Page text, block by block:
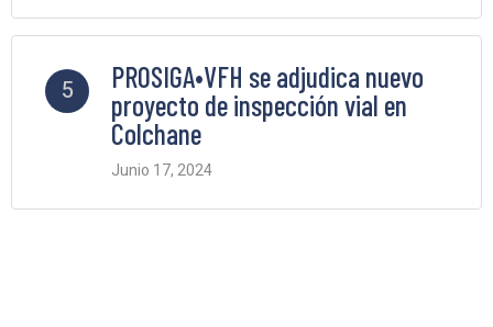
5
PROSIGA•VFH se adjudica nuevo
proyecto de inspección vial en
Colchane
Junio 17, 2024